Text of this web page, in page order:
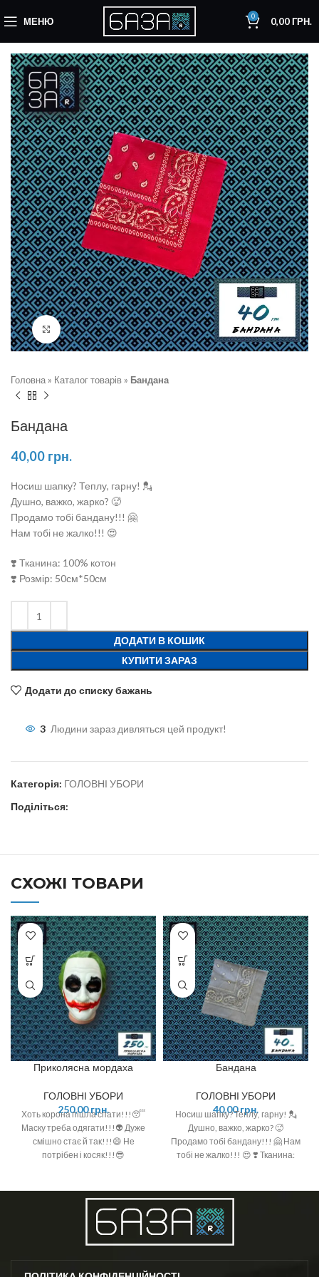
МЕНЮ 0 0,00ГРН.
Натисніть, щоб збільшити
Головна » Каталог товарів » Бандана
Бандана
40,00 грн.
Носиш шапку? Теплу, гарну! 💂
Душно, важко, жарко? 🥵
Продамо тобі бандану!!! 🤗
Нам тобі не жалко!!! 😍
❣️ Тканина: 100% котон
❣️ Розмір: 50см*50см
ДОДАТИ В КОШИК
КУПИТИ ЗАРАЗ
Додати до списку бажань
3 Людини зараз дивляться цей продукт!
Категорія: ГОЛОВНІ УБОРИ
Поділіться:
СХОЖІ ТОВАРИ
Приколясна мордаха
ГОЛОВНІ УБОРИ
250,00грн.
Хоть корона пішла спати!!!😴
Маску треба одягати!!!👽 Дуже
смішно стає й так!!!😄 Не
потрібен і косяк!!!😎
Бандана
ГОЛОВНІ УБОРИ
40,00грн.
Носиш шапку? Теплу, гарну! 💂
Душно, важко, жарко? 🥵
Продамо тобі бандану!!! 🤗 Нам
тобі не жалко!!! 😍 ❣️ Тканина: